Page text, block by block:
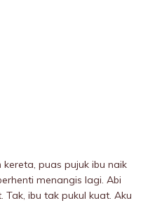
puas pujuk ibu naik
menangis lagi. Abi
ibu tak pukuI kuat. Aku